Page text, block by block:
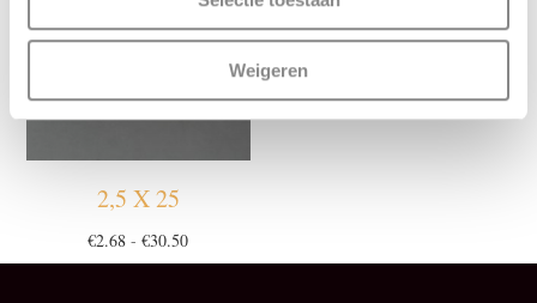
Weigeren
2,5 X 25
€2.68 - €30.50Prijsklasse:
€2.68